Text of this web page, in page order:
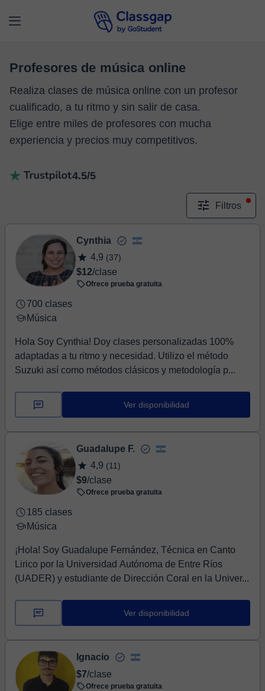
Profesores de música online
Realiza clases de música online con un profesor
cualificado, a tu ritmo y sin salir de casa.
Elige entre miles de profesores con mucha
experiencia y precios muy competitivos.
4.5/5
Filtros
Cynthia
4,9 (37)
$12/clase
Ofrece prueba gratuita
700 clases
Música
Hola Soy Cynthia! Doy clases personalizadas 100%
adaptadas a tu ritmo y necesidad. Utilizo el método
Suzuki así como métodos clásicos y metodología p...
Ver disponibilidad
Guadalupe F.
4,9 (11)
$9/clase
Ofrece prueba gratuita
185 clases
Música
¡Hola! Soy Guadalupe Fernández, Técnica en Canto
Lirico por la Universidad Autónoma de Entre Ríos
(UADER) y estudiante de Dirección Coral en la Univer...
Ver disponibilidad
Ignacio
$7/clase
Ofrece prueba gratuita